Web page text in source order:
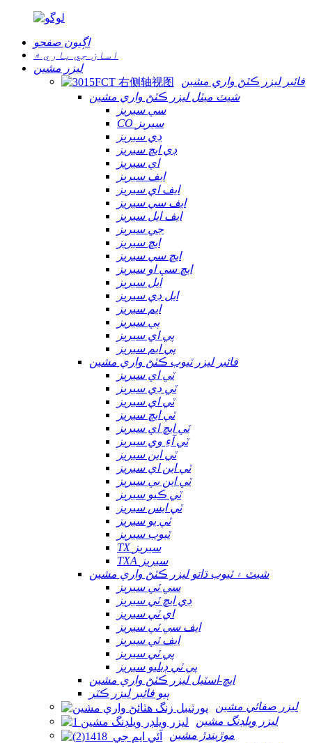
اڳيون صفحو
اسان جي باري ۾
ليزر مشين
فائبر ليزر ڪٽڻ واري مشين
شيٽ ميٽل ليزر ڪٽڻ واري مشين
سي سيريز
CO سيريز
ڊي سيريز
ڊي ايڇ سيريز
اي سيريز
ايف سيريز
ايف اي سيريز
ايف سي سيريز
ايف ايل سيريز
جي سيريز
ايڇ سيريز
ايڇ سي سيريز
ايڇ سي او سيريز
ايل سيريز
ايل ڊي سيريز
ايم سيريز
پي سيريز
پي اي سيريز
پي ايم سيريز
فائبر ليزر ٽيوب ڪٽڻ واري مشين
ٽي اي سيريز
ٽي ڊي سيريز
ٽي اي سيريز
ٽي ايڇ سيريز
ٽي ايڇ اي سيريز
ٽي آءِ وي سيريز
ٽي اين سيريز
ٽي اين اي سيريز
ٽي اين بي سيريز
ٽي ڪيو سيريز
ٽي ايس سيريز
ٽي يو سيريز
ٽيوب سيريز
TX سيريز
TXA سيريز
شيٽ ۽ ٽيوب ڌاتو ليزر ڪٽڻ واري مشين
سي ٽي سيريز
ڊي ايڇ ٽي سيريز
اي ٽي سيريز
ايف سي ٽي سيريز
ايف ٽي سيريز
پي ٽي سيريز
پي ٽي ڊبليو سيريز
ايڇ-اسٽيل ليزر ڪٽڻ واري مشين
ٻيو فائبر ليزر ڪٽر
ليزر صفائي مشين
ليزر ويلڊنگ مشين
موڙيندڙ مشين